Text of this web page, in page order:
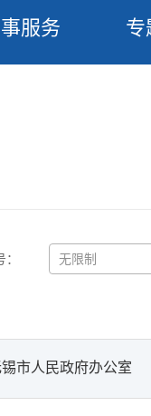
服务 专
市人民政府办公室